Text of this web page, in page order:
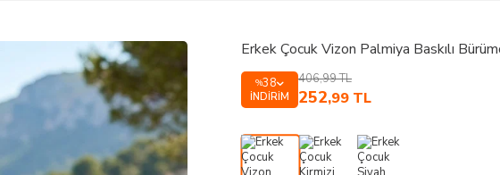
Erkek Çocuk Vizon Palmiya Baskılı
%38
İNDIRIM
406,99TL
252,99 TL